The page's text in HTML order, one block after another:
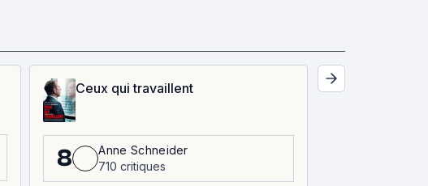
Ceux qui travaillent
8
Anne Schneider
710 critiques